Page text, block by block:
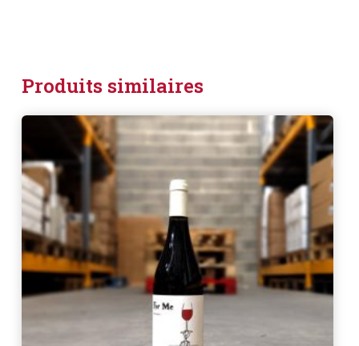
Produits similaires